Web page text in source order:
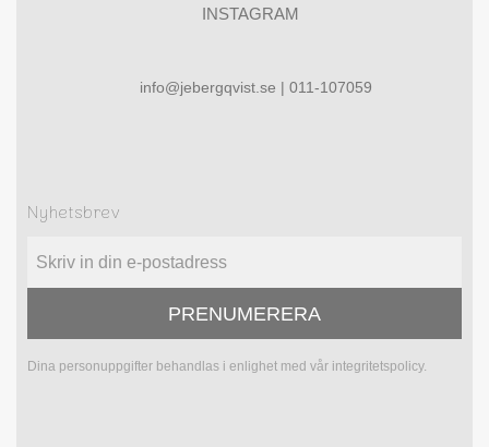
INSTAGRAM
info@jebergqvist.se | 011-107059
Nyhetsbrev
PRENUMERERA
Dina personuppgifter behandlas i enlighet med vår integritetspolicy.